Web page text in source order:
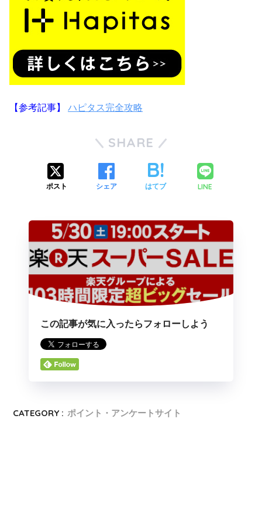
【参考記事】 ハピタス完全攻略
SHARE
ポスト シェア はてブ LINE
この記事が気に入ったらフォローしよう
CATEGORY : ポイント・アンケートサイト